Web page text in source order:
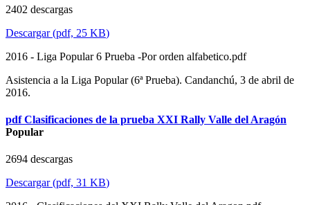
2402 descargas
Descargar(pdf, 25 KB)
2016 - Liga Popular 6 Prueba -Por orden alfabetico.pdf
Asistencia a la Liga Popular (6ª Prueba). Candanchú, 3 de abril de
2016.
pdf Clasificaciones de la prueba XXI Rally Valle del Aragón
Popular
2694 descargas
Descargar(pdf, 31 KB)